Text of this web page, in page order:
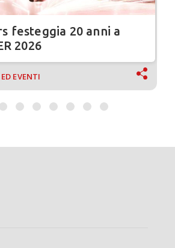
festeggia 20 anni a
2026
EVENTI